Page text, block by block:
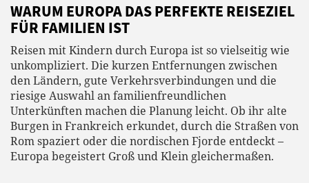
WARUM EUROPA DAS PERFEKTE REISEZIEL
FÜR FAMILIEN IST
Reisen mit Kindern durch Europa ist so vielseitig wie
unkompliziert. Die kurzen Entfernungen zwischen
den Ländern, gute Verkehrsverbindungen und die
riesige Auswahl an familienfreundlichen
Unterkünften machen die Planung leicht. Ob ihr alte
Burgen in Frankreich erkundet, durch die Straßen von
Rom spaziert oder die nordischen Fjorde entdeckt –
Europa begeistert Groß und Klein gleichermaßen.